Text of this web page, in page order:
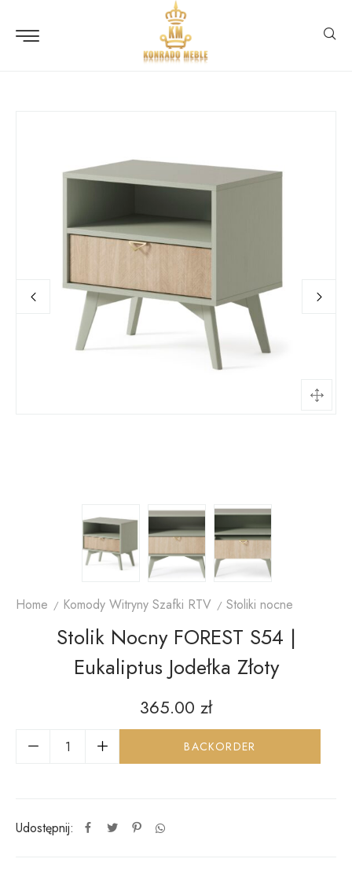
Home Komody Witryny Szafki RTV Stoliki nocne
Stolik Nocny FOREST S54 |
Eukaliptus Jodełka Złoty
365.00 zł
BACKORDER
Udostępnij: